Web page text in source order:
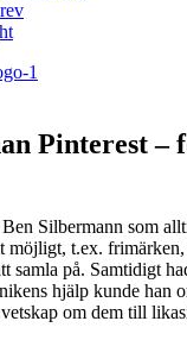
Pinterest –
Ben Silbermann som
möjligt, t.ex.
samla på. Samtidigt
hjälp kunde han
om dem till